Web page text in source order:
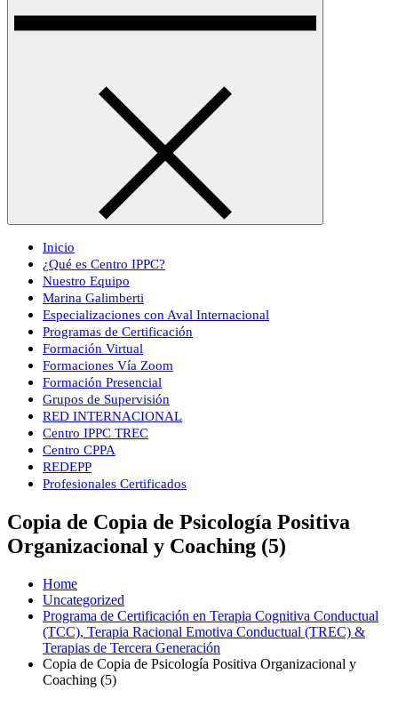
Inicio
¿Qué es Centro IPPC?
Nuestro Equipo
Marina Galimberti
Especializaciones con Aval Internacional
Programas de Certificación
Formación Virtual
Formaciones Vía Zoom
Formación Presencial
Grupos de Supervisión
RED INTERNACIONAL
Centro IPPC TREC
Centro CPPA
REDEPP
Profesionales Certificados
Copia de Copia de Psicología Positiva
Organizacional y Coaching (5)
Home
Uncategorized
Programa de Certificación en Terapia Cognitiva Conductual
(TCC), Terapia Racional Emotiva Conductual (TREC) &
Terapias de Tercera Generación
Copia de Copia de Psicología Positiva Organizacional y
Coaching (5)